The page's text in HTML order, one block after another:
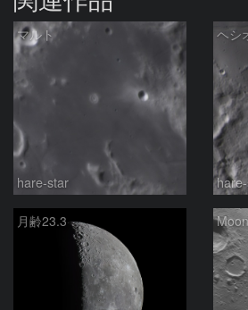
マルト
hare-star
ヘシ
月齢23.3